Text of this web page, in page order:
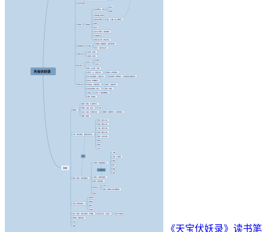
《天宝伏妖录》读书笔